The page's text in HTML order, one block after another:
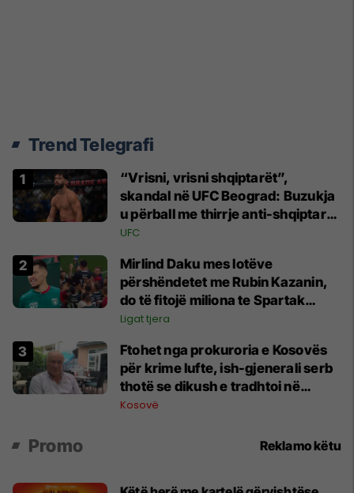
Trend Telegrafi
“Vrisni, vrisni shqiptarët”,
skandal në UFC Beograd: Buzukja
u përball me thirrje anti-shqiptare
nga tribunat
UFC
Mirlind Daku mes lotëve
përshëndetet me Rubin Kazanin,
do të fitojë miliona te Spartak
Moska
Ligat tjera
Ftohet nga prokuroria e Kosovës
për krime lufte, ish-gjenerali serb
thotë se dikush e tradhtoi në
Beograd
Kosovë
Promo Reklamo këtu